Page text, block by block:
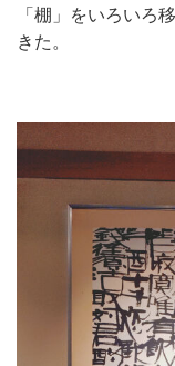
「棚」をいろいろ
きた。